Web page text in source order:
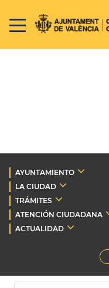
AYUNTAMIENTO
LA CIUDAD
TRÁMITES
ATENCIÓN CIUDADANA
ACTUALIDAD